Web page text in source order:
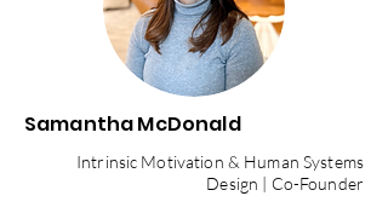
Samantha McDonald
Intrinsic Motivation & Human Systems
Design | Co-Founder